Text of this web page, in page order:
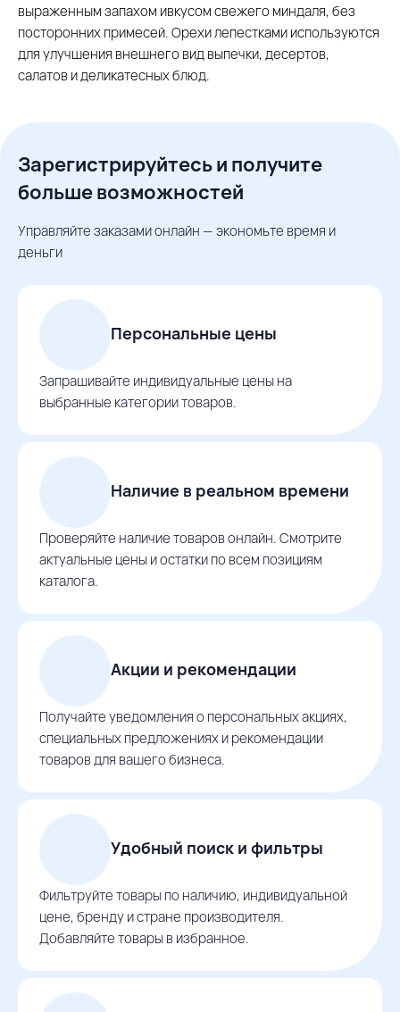
выраженным запахом ивкусом свежего миндаля, без
посторонних примесей. Орехи лепестками используются
для улучшения внешнего вид выпечки, десертов,
салатов и деликатесных блюд.
Зарегистрируйтесь и получите
больше возможностей
Управляйте заказами онлайн — экономьте время и
деньги
Персональные цены
Запрашивайте индивидуальные цены на
выбранные категории товаров.
Наличие в реальном времени
Проверяйте наличие товаров онлайн. Смотрите
актуальные цены и остатки по всем позициям
каталога.
Акции и рекомендации
Получайте уведомления о персональных акциях,
специальных предложениях и рекомендации
товаров для вашего бизнеса.
Удобный поиск и фильтры
Фильтруйте товары по наличию, индивидуальной
цене, бренду и стране производителя.
Добавляйте товары в избранное.